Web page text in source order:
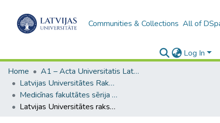
Communities & Collections All of
Log In
Home
A1 – Acta Universitatis Latviensis / Universitātes raksti / Scientific papers
Latvijas Universitātes Raksti (1923–1943)
Medicīnas fakultātes sērija (1929-1940)
Latvijas Universitātes raksti. Medicīnas fakultātes serija. 3.sēj., No.3-9